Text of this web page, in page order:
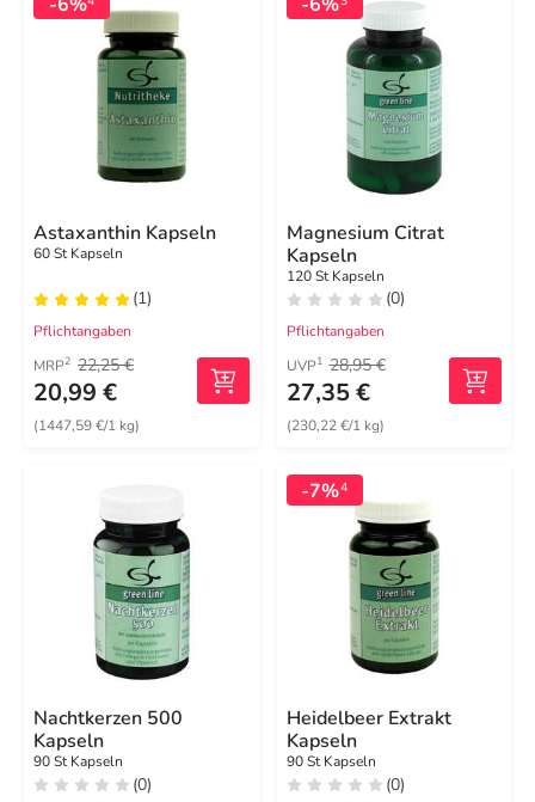
Astaxanthin Kapseln
60 St Kapseln
(1)
Pflichtangaben
MRP2 22,25 €
20,99 €
(1447,59 €/1 kg)
Magnesium Citrat
Kapseln
120 St Kapseln
(0)
Pflichtangaben
UVP1 28,95 €
27,35 €
(230,22 €/1 kg)
Nachtkerzen 500
Kapseln
90 St Kapseln
(0)
-7%4
Heidelbeer Extrakt
Kapseln
90 St Kapseln
(0)